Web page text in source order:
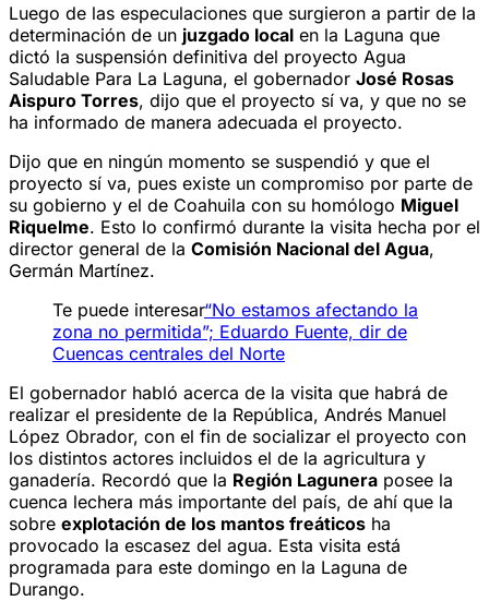
Luego de las especulaciones que surgieron a partir de la
determinación de un juzgado local en la Laguna que
dictó la suspensión definitiva del proyecto Agua
Saludable Para La Laguna, el gobernador José Rosas
Aispuro Torres, dijo que el proyecto sí va, y que no se
ha informado de manera adecuada el proyecto.
Dijo que en ningún momento se suspendió y que el
proyecto sí va, pues existe un compromiso por parte de
su gobierno y el de Coahuila con su homólogo Miguel
Riquelme. Esto lo confirmó durante la visita hecha por el
director general de la Comisión Nacional del Agua,
Germán Martínez.
Te puede interesar“No estamos afectando la
zona no permitida”; Eduardo Fuente, dir de
Cuencas centrales del Norte
El gobernador habló acerca de la visita que habrá de
realizar el presidente de la República, Andrés Manuel
López Obrador, con el fin de socializar el proyecto con
los distintos actores incluidos el de la agricultura y
ganadería. Recordó que la Región Lagunera posee la
cuenca lechera más importante del país, de ahí que la
sobre explotación de los mantos freáticos ha
provocado la escasez del agua. Esta visita está
programada para este domingo en la Laguna de
Durango.